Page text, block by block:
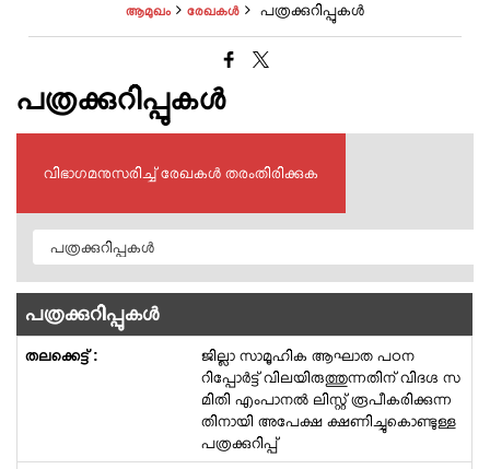
ആമുഖം രേഖകള്‍ പത്രക്കുറിപ്പുകള്‍
പത്രക്കുറിപ്പുകള്‍
വിഭാഗമനുസരിച്ച് രേഖകൾ തരംതിരിക്കുക
പത്രക്കുറിപ്പുകള്‍
ജില്ലാ സാമൂഹിക ആഘാത പഠന
റിപ്പോർട്ട് വിലയിരുത്തുന്നതിന് വിദഗ്ദ സ
മിതി എംപാനൽ ലിസ്റ്റ് രൂപീകരിക്കുന്ന
തിനായി അപേക്ഷ ക്ഷണിച്ചുകൊണ്ടുള്ള
പത്രക്കുറിപ്പ്